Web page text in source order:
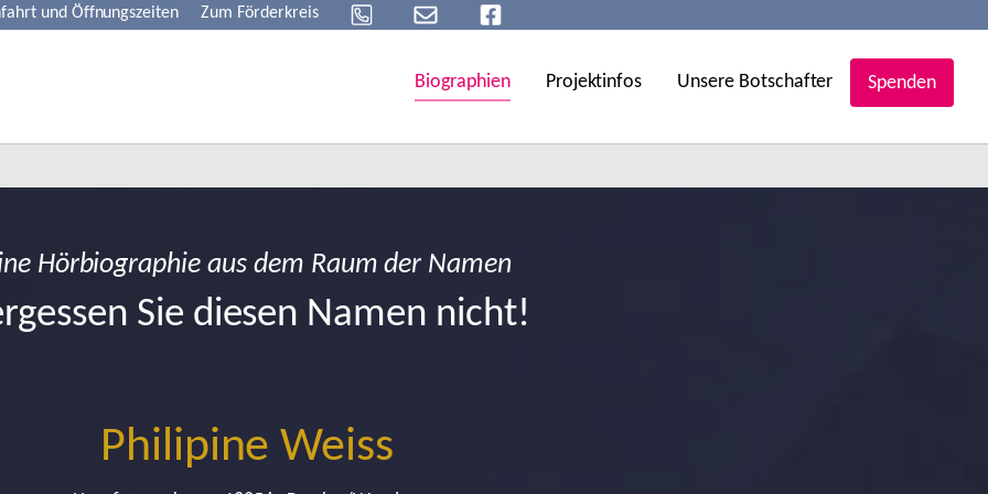
und Öffnungszeiten Zum Förderkreis
Biographien Projektinfos Unsere Botschafter Spenden
Hörbiographie aus dem Raum der Namen
Sie diesen Namen nicht!
Philipine Weiss